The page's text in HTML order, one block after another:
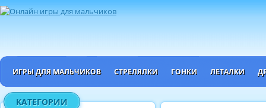
ИГРЫ ДЛЯ МАЛЬЧИКОВ СТРЕЛЯЛКИ ГОНКИ ЛЕТАЛКИ
КАТЕГОРИИ